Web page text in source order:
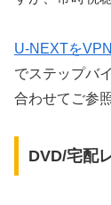
U-NEXTを
でステップバ
合わせてご参
DVD/宅配